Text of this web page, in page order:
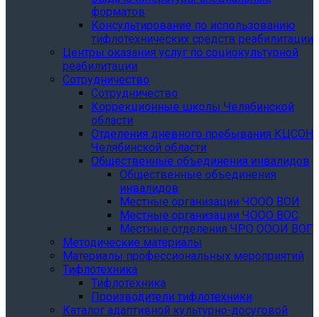
форматов
Консультирование по использованию
тифлотехнических средств реабилитации
Центры оказания услуг по социокультурной
реабилитации
Сотрудничество
Сотрудничество
Коррекционные школы Челябинской
области
Отделения дневного пребывания КЦСОН
Челябинской области
Общественные объединения инвалидов
Общественные объединения
инвалидов
Местные организации ЧООО ВОИ
Местные организации ЧООО ВОС
Местные отделения ЧРО ОООИ ВОГ
Методические материалы
Материалы профессиональных мероприятий
Тифлотехника
Тифлотехника
Производители тифлотехники
Каталог адаптивной культурно-досуговой